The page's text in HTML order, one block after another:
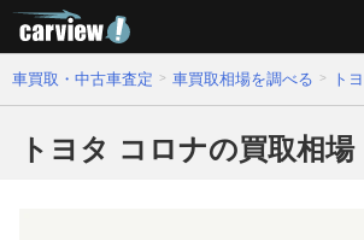
車買取・中古車査定 車買取相場を調べる ト
トヨタ コロナの買取相